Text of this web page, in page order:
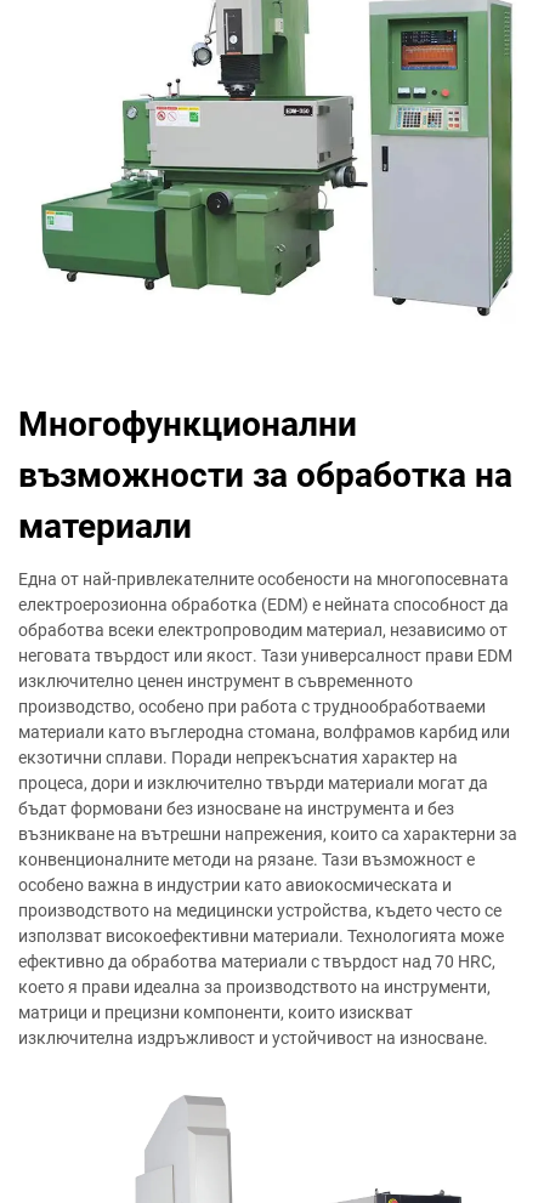
Многофункционални
възможности за обработка на
материали
Една от най-привлекателните особености на многопосевната
електроерозионна обработка (EDM) е нейната способност да
обработва всеки електропроводим материал, независимо от
неговата твърдост или якост. Тази универсалност прави EDM
изключително ценен инструмент в съвременното
производство, особено при работа с труднообработваеми
материали като въглеродна стомана, волфрамов карбид или
екзотични сплави. Поради непрекъснатия характер на
процеса, дори и изключително твърди материали могат да
бъдат формовани без износване на инструмента и без
възникване на вътрешни напрежения, които са характерни за
конвенционалните методи на рязане. Тази възможност е
особено важна в индустрии като авиокосмическата и
производството на медицински устройства, където често се
използват високоефективни материали. Технологията може
ефективно да обработва материали с твърдост над 70 HRC,
което я прави идеална за производството на инструменти,
матрици и прецизни компоненти, които изискват
изключителна издръжливост и устойчивост на износване.